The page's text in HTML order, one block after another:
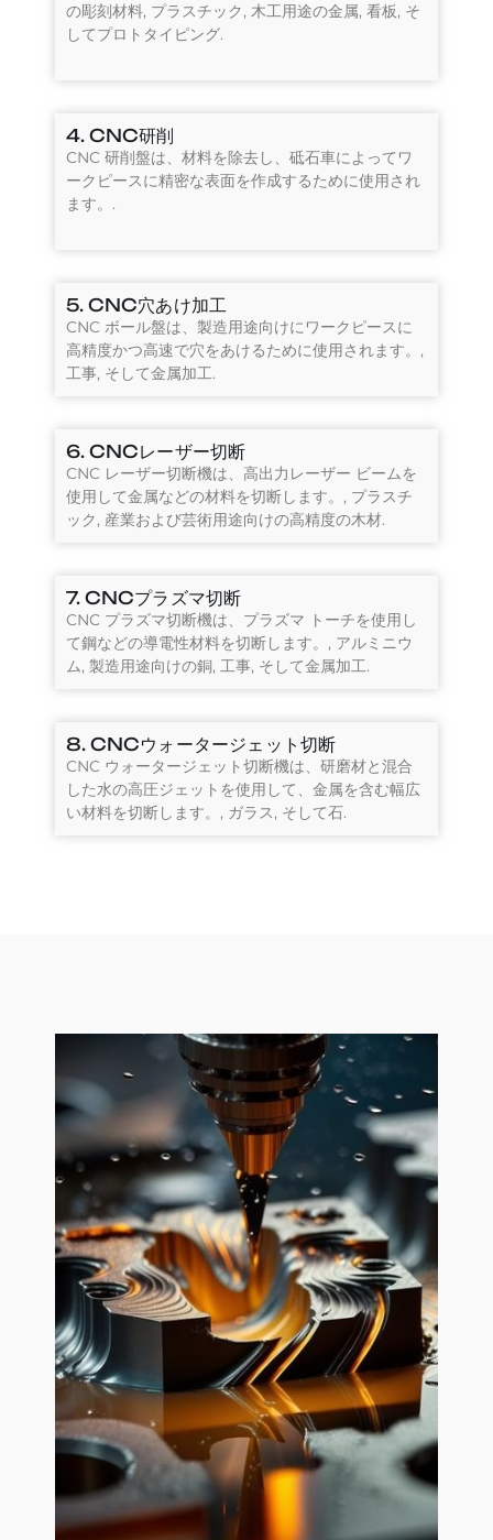
の彫刻材料, プラスチック, 木工用途の金属, 看板, そ
してプロトタイピング.
4. CNC研削
CNC 研削盤は、材料を除去し、砥石車によってワ
ークピースに精密な表面を作成するために使用され
ます。.
5. CNC穴あけ加工
CNC ボール盤は、製造用途向けにワークピースに
高精度かつ高速で穴をあけるために使用されます。,
工事, そして金属加工.
6. CNCレーザー切断
CNC レーザー切断機は、高出力レーザー ビームを
使用して金属などの材料を切断します。, プラスチ
ック, 産業および芸術用途向けの高精度の木材.
7. CNCプラズマ切断
CNC プラズマ切断機は、プラズマ トーチを使用し
て鋼などの導電性材料を切断します。, アルミニウ
ム, 製造用途向けの銅, 工事, そして金属加工.
8. CNCウォータージェット切断
CNC ウォータージェット切断機は、研磨材と混合
した水の高圧ジェットを使用して、金属を含む幅広
い材料を切断します。, ガラス, そして石.